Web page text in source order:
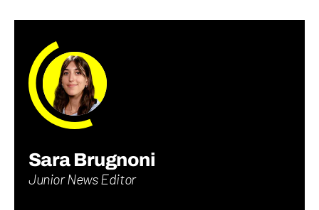
Sara Brugnoni
Junior News Editor